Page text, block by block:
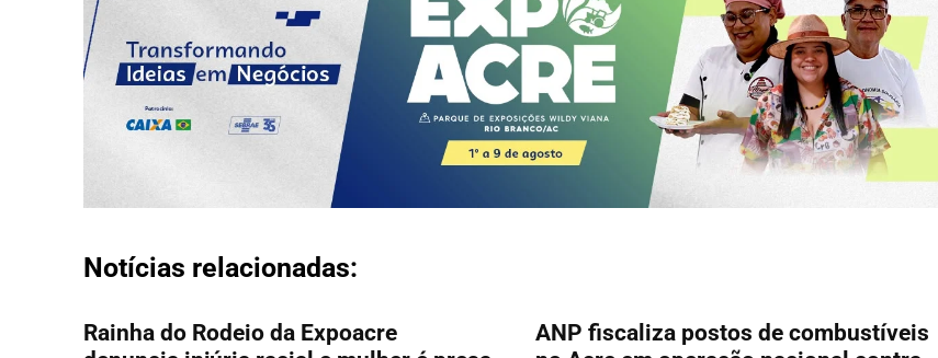
Notícias relacionadas:
Rainha do Rodeio da Expoacre
ANP fiscaliza postos de combustíveis